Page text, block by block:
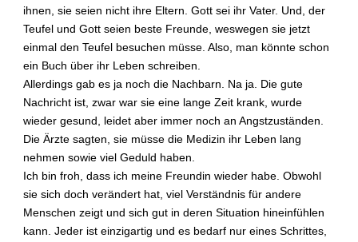
ihnen, sie seien nicht ihre Eltern. Gott sei ihr Vater. Und, der
Teufel und Gott seien beste Freunde, weswegen sie jetzt
einmal den Teufel besuchen müsse. Also, man könnte schon
ein Buch über ihr Leben schreiben.
Allerdings gab es ja noch die Nachbarn. Na ja. Die gute
Nachricht ist, zwar war sie eine lange Zeit krank, wurde
wieder gesund, leidet aber immer noch an Angstzuständen.
Die Ärzte sagten, sie müsse die Medizin ihr Leben lang
nehmen sowie viel Geduld haben.
Ich bin froh, dass ich meine Freundin wieder habe. Obwohl
sie sich doch verändert hat, viel Verständnis für andere
Menschen zeigt und sich gut in deren Situation hineinfühlen
kann. Jeder ist einzigartig und es bedarf nur eines Schrittes,
e
r
o
d
e
r
e
u
n
d
m
i